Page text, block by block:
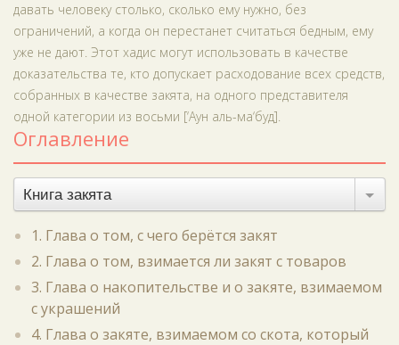
давать человеку столько, сколько ему нужно, без
ограничений, а когда он перестанет считаться бедным, ему
уже не дают. Этот хадис могут использовать в качестве
доказательства те, кто допускает расходование всех средств,
собранных в качестве закята, на одного представителя
одной категории из восьми [‘Аун аль-ма‘буд].
Оглавление
Книга закята
1. Глава о том, с чего берётся закят
2. Глава о том, взимается ли закят с товаров
3. Глава о накопительстве и о закяте, взимаемом
с украшений
4. Глава о закяте, взимаемом со скота, который